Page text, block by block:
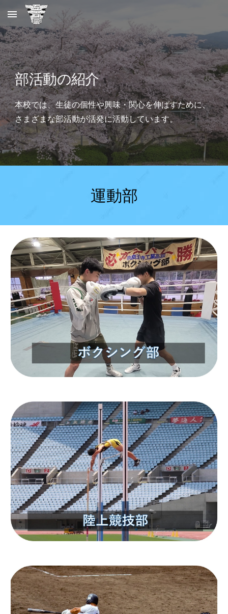
Skip to main content
部活動の紹介
本校では、生徒の個性や興味・関心を伸ばすために、
さまざまな部活動が活発に活動しています。
運動部